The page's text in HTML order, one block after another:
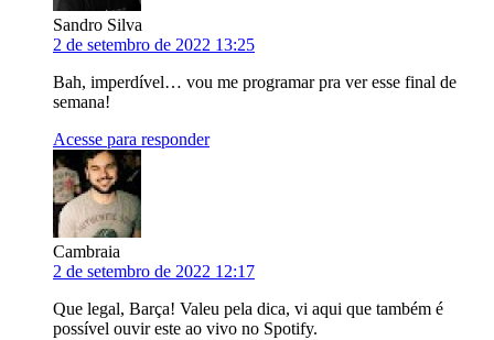
Sandro Silva
2 de setembro de 2022 13:25
Bah, imperdível… vou me programar pra ver esse final de
semana!
Acesse para responder
Cambraia
2 de setembro de 2022 12:17
Que legal, Barça! Valeu pela dica, vi aqui que também é
possível ouvir este ao vivo no Spotify.